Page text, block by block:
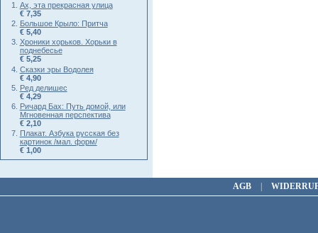
Ах, эта прекрасная улица
€ 7,35
Большое Крыло: Притча
€ 5,40
Хроники хорьков. Хорьки в
поднебесье
€ 5,25
Сказки эры Водолея
€ 4,90
Ред делишес
€ 4,29
Ричард Бах: Путь домой, или
Мгновенная перспектива
€ 2,10
Плакат. Азбука русская без
картинок /мал. форм/
€ 1,00
AGB